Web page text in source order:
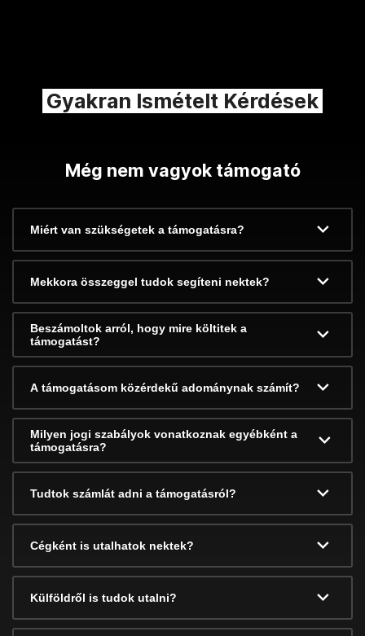
Gyakran Ismételt Kérdések
Még nem vagyok támogató
Miért van szükségetek a támogatásra?
Mekkora összeggel tudok segíteni nektek?
Beszámoltok arról, hogy mire költitek a
támogatást?
A támogatásom közérdekű adománynak számít?
Milyen jogi szabályok vonatkoznak egyébként a
támogatásra?
Tudtok számlát adni a támogatásról?
Cégként is utalhatok nektek?
Külföldről is tudok utalni?